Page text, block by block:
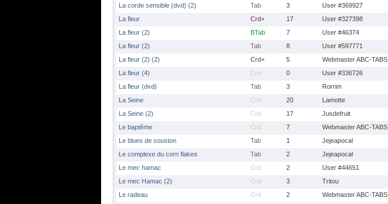
La corde sensible (dvd) (2)
Tab 3
User #369927
La fleur
Crd+ 17
User #327398
La fleur (2)
BTab 7
User #46374
La fleur (2)
Tab 8
User #597771
La fleur (2) (2)
Crd+ 5
Webmaster ABC-TABS
La fleur (4)
Crd 0
User #336726
La fleur (dvd)
Tab 3
Rorrim
La Seine
Crd 20
Lamotte
La Seine (2)
Crd 17
Jusdefruit
Le baptême
Crd 7
Webmaster ABC-TABS
Le blues de souston
Tab 1
Jejeapocal
Le complexe du corn flakes
Tab 2
Jejeapocal
Le mec hamac
Crd 2
User #44651
Le mec Hamac (2)
Crd 3
Tritou
Le radeau
Crd 2
Webmaster ABC-TABS